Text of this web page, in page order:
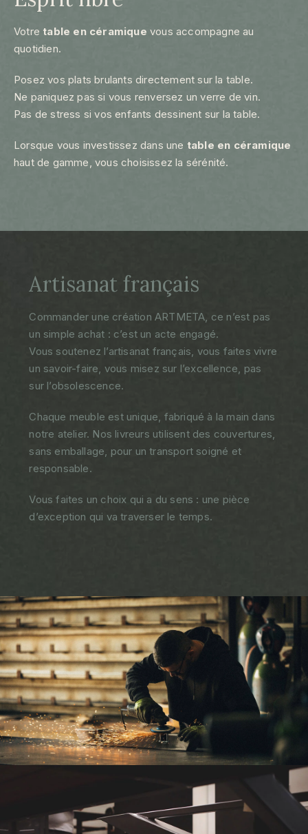
Votre table en céramique vous accompagne au
quotidien.
Posez vos plats brulants directement sur la table.
Ne paniquez pas si vous renversez un verre de vin.
Pas de stress si vos enfants dessinent sur la table.
Lorsque vous investissez dans une table en céramique
haut de gamme, vous choisissez la sérénité.
Artisanat français
Commander une création ARTMETA, ce n’est pas
un simple achat : c’est un acte engagé.
Vous soutenez l’artisanat français, vous faites vivre
un savoir-faire, vous misez sur l’excellence, pas
sur l’obsolescence.
Chaque meuble est unique, fabriqué à la main dans
notre atelier. Nos livreurs utilisent des couvertures,
sans emballage, pour un transport soigné et
responsable.
Vous faites un choix qui a du sens : une pièce
d’exception qui va traverser le temps.